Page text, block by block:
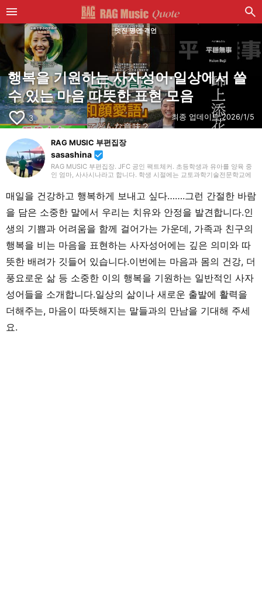
멋진 명언·격언
행복을 기원하는 사자성어·일상에서 쓸
수 있는 마음 따뜻한 표현 모음
favorite_border 3 최종 업데이트:2026/1/5
RAG MUSIC 부편집장
sasashina beenhere
RAG MUSIC 부편집장. JFC 공인 팩트체커. 초등학생과 유아를 양육 중
인 엄마, 사사시나라고 합니다. 학생 시절에는 교토과학기술전문학교에
에이티브한 표현력의 기초까지 익혔습니다. 졸업 후 현재 재직 중인 음악
제작 회사에 입사하여 지금까지 줄곧 제작 분야에서 경험을 쌓으며, 음악
을 축으로 다양한 업무에 임하고 있습니다. 현재는 제가 나름대로 육아를
통해 배우고, 아이들과 매일 마주하며 느끼고 알게 된 것들을 살려, 아동
대상의 기사 중심으로 담당하고 있습니다. 조금이라도 여러분께 도움이
되길 바랍니다!
매일을 건강하고 행복하게 보내고 싶다…….그런 간절한 바람
을 담은 소중한 말에서 우리는 치유와 안정을 발견합니다.인
생의 기쁨과 어려움을 함께 걸어가는 가운데, 가족과 친구의
행복을 비는 마음을 표현하는 사자성어에는 깊은 의미와 따
뜻한 배려가 깃들어 있습니다.이번에는 마음과 몸의 건강, 더
풍요로운 삶 등 소중한 이의 행복을 기원하는 일반적인 사자
성어들을 소개합니다.일상의 삶이나 새로운 출발에 활력을
더해주는, 마음이 따뜻해지는 말들과의 만남을 기대해 주세
요.